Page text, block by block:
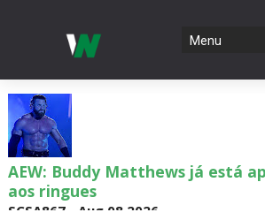
AEW: Buddy Matthews já está
aos ringues
SCSA867- Aug 08 2026